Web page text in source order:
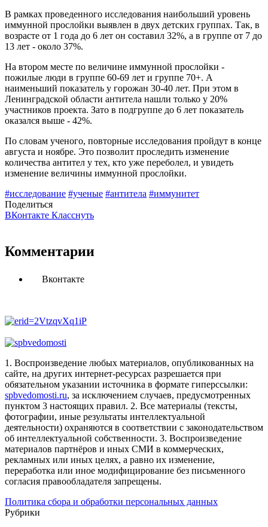
В рамках проведенного исследования наибольший уровень
иммунной прослойки выявлен в двух детских группах. Так, в
возрасте от 1 года до 6 лет он составил 32%, а в группе от 7 до
13 лет - около 37%.
На втором месте по величине иммунной прослойки -
пожилые люди в группе 60-69 лет и группе 70+. А
наименьший показатель у горожан 30-40 лет. При этом в
Ленинградской области антитела нашли только у 20%
участников проекта. Зато в подгруппе до 6 лет показатель
оказался выше - 42%.
По словам ученого, повторные исследования пройдут в конце
августа и ноябре. Это позволит проследить изменение
количества антител у тех, кто уже переболел, и увидеть
изменение величины иммунной прослойки.
#исследование #ученые #антитела #иммунитет
Поделиться
ВКонтакте Класснуть
Комментарии
Вконтакте
1. Воспроизведение любых материалов, опубликованных на
сайте, на других интернет-ресурсах разрешается при
обязательном указании источника в формате гиперссылки:
spbvedomosti.ru, за исключением случаев, предусмотренных
пунктом 3 настоящих правил. 2. Все материалы (тексты,
фотографии, иные результаты интеллектуальной
деятельности) охраняются в соответствии с законодательством
об интеллектуальной собственности. 3. Воспроизведение
материалов партнёров и иных СМИ в коммерческих,
рекламных или иных целях, а равно их изменение,
переработка или иное модифицирование без письменного
согласия правообладателя запрещены.
Политика сбора и обработки персональных данных
Рубрики